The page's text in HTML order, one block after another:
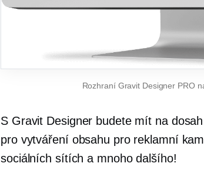
Rozhraní Gravit Designer PRO
S Gravit Designer budete mít na
pro vytváření obsahu pro reklamní
sociálních sítích a mnoho dalšího!